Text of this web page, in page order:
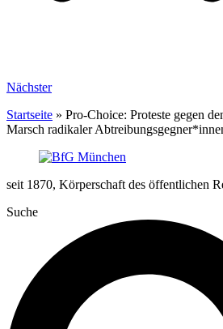
Nächster
Startseite » Pro-Choice: Proteste gegen
Marsch radikaler
seit 1870, Körperschaft des öffentlichen
Suche